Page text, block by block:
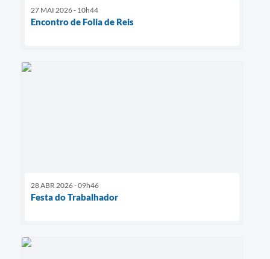
27 MAI 2026 - 10h44
Encontro de Folia de Reis
28 ABR 2026 - 09h46
Festa do Trabalhador